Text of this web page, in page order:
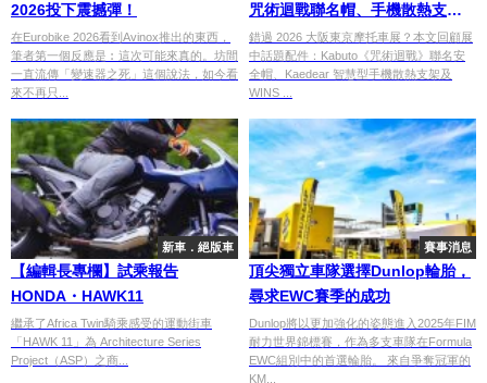
2026投下震撼彈！
在Eurobike 2026看到Avinox推出的東西，
筆者第一個反應是︰這次可能來真的。坊間
一直流傳「變速器之死」這個說法，如今看
來不再只...
咒術迴戰聯名帽、手機散熱支
架，2026 今夏必買機車配件發售
進度
錯過 2026 大阪東京摩托車展？本文回顧展
中話題配件：Kabuto《咒術迴戰》聯名安
全帽、Kaedear 智慧型手機散熱支架及
WINS ...
新車．絕版車
【編輯長專欄】試乘報告
HONDA・HAWK11
繼承了Africa Twin騎乘感受的運動街車
「HAWK 11」為 Architecture Series
Project（ASP）之商...
賽事消息
頂尖獨立車隊選擇Dunlop輪胎，
尋求EWC賽季的成功
Dunlop將以更加強化的姿態進入2025年FIM
耐力世界錦標賽，作為多支車隊在Formula
EWC組別中的首選輪胎。 來自爭奪冠軍的
KM...